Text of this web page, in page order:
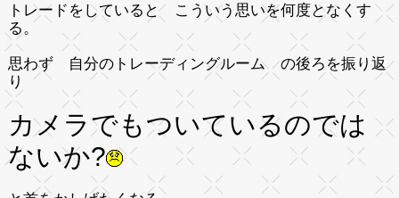
トレードをしていると こういう思いを何度となくす
る。
思わず 自分のトレーディングルーム の後ろを振り返
り
カメラでもついているのでは
ないか?